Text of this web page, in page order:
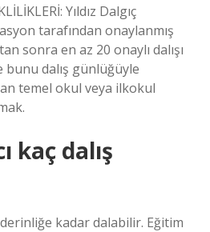
Yıldız Dalgıç
tarafından onaylanmış
sonra en az 20 onaylı dalışı
bunu dalış günlüğüyle
temel okul veya ilkokul
kaç dalış
kadar dalabilir. Eğitim